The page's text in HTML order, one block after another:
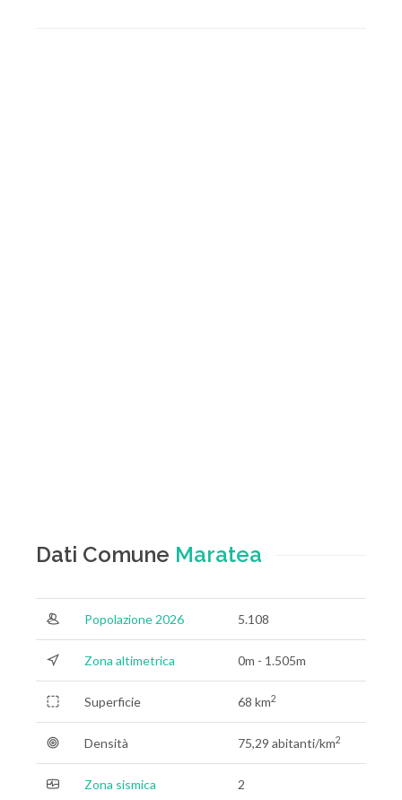
Dati Comune Maratea
Popolazione 2026 5.108
Zona altimetrica 0m - 1.505m
Superficie 68 km2
Densità 75,29 abitanti/km2
Zona sismica 2